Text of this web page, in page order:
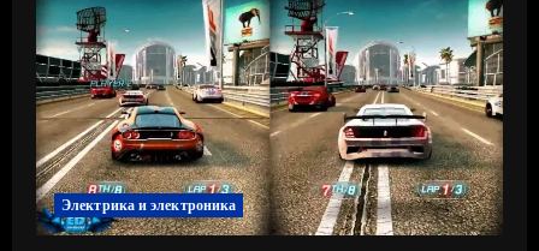
Электрика и электроника